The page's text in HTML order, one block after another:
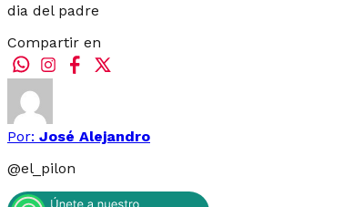
dia del padre
Compartir en
Por: José Alejandro
@el_pilon